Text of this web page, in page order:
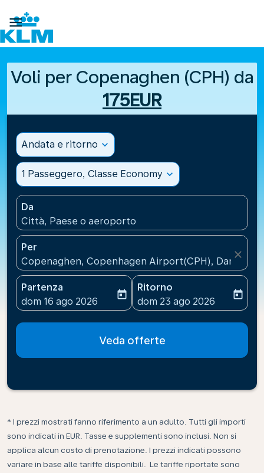

Voli per Copenaghen (CPH) da
175EUR
Andata e ritorno expand_more
1 Passeggero, Classe Economy expand_more
Da
Città, Paese o aeroporto
Per
Copenaghen, Copenhagen Airport(CPH),
close
Partenza
fc-booking-departure-date-aria-label
dom 16 ago 2026
today
Ritorno
fc-booking-return-date-
dom 23 ago 2026
today
Veda offerte
* I prezzi mostrati fanno riferimento a un adulto. Tutti gli importi
sono indicati in EUR. Tasse e supplementi sono inclusi. Non si
applica alcun costo di prenotazione. I prezzi indicati possono
variare in base alle tariffe disponibili. Le tariffe riportate sono